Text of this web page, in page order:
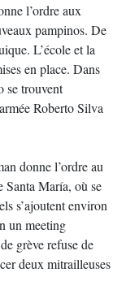
l’ordre aux
pampinos. De
L’école et la
en place. Dans
se trouvent
Roberto Silva
donne l’ordre au
Santa María, où se
s’ajoutent environ
un meeting
grève refuse de
deux mitrailleuses